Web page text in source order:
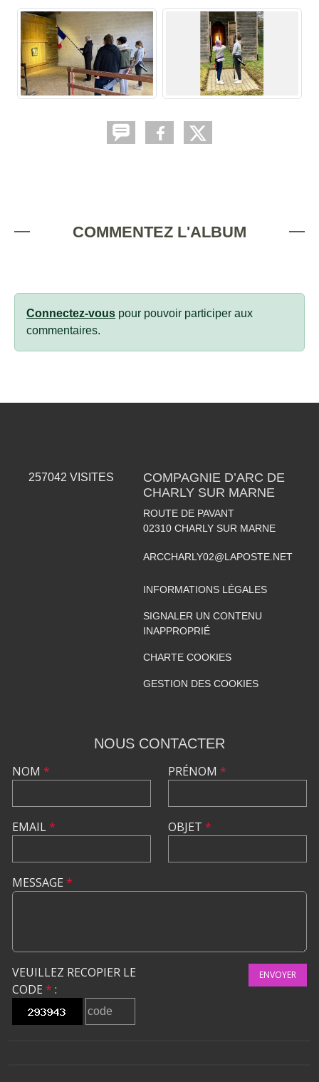
COMMENTEZ L'ALBUM
Connectez-vous pour pouvoir participer aux
commentaires.
257042 VISITES
COMPAGNIE D’ARC DE
CHARLY SUR MARNE
ROUTE DE PAVANT
02310 CHARLY SUR MARNE
ARCCHARLY02@LAPOSTE.NET
INFORMATIONS LÉGALES
SIGNALER UN CONTENU
INAPPROPRIÉ
CHARTE COOKIES
GESTION DES COOKIES
NOUS CONTACTER
NOM *
EMAIL*
PRÉNOM *
OBJET *
MESSAGE *
VEUILLEZ RECOPIER LE
CODE * :
ENVOYER